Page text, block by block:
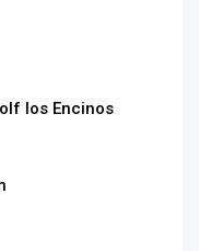
los Encinos